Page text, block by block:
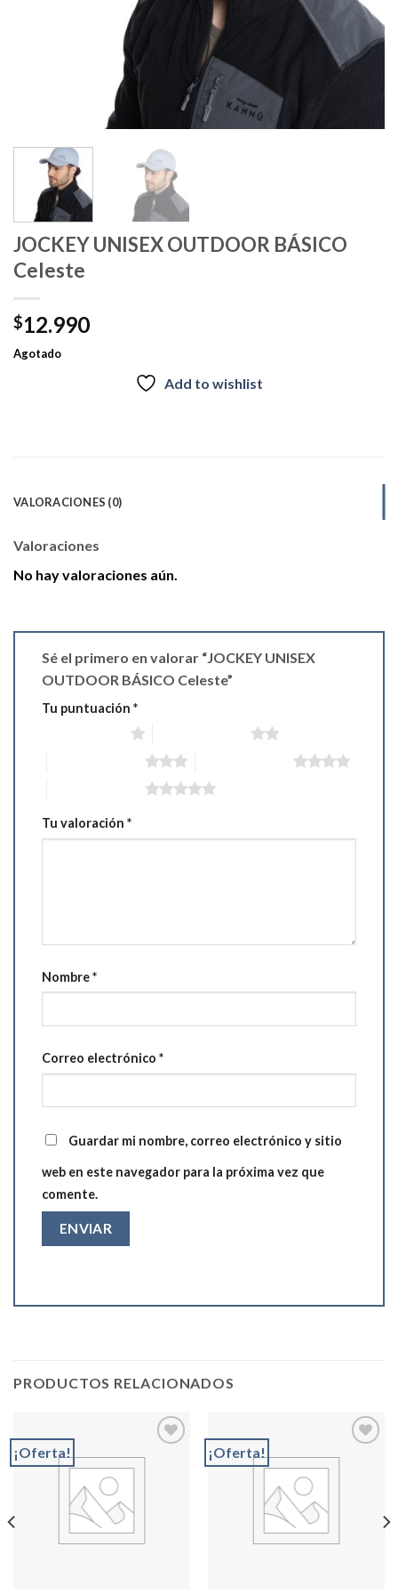
JOCKEY UNISEX OUTDOOR BÁSICO
Celeste
$12.990
Agotado
Add to wishlist
VALORACIONES (0)
Valoraciones
No hay valoraciones aún.
Sé el primero en valorar “JOCKEY UNISEX
OUTDOOR BÁSICO Celeste”
Tu puntuación *
Tu valoración *
Nombre*
Correo electrónico *
Guardar mi nombre, correo electrónico y sitio
web en este navegador para la próxima vez que
comente.
PRODUCTOS RELACIONADOS
¡Oferta! ¡Oferta!